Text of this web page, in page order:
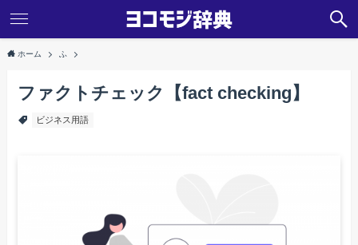
ホーム ふ
ファクトチェック【fact checking】
ビジネス用語